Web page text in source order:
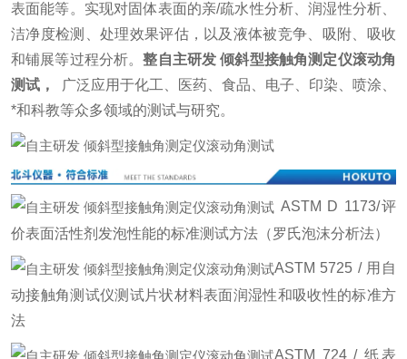
表面能等。实现对固体表面的亲/疏水性分析、润湿性分析、
洁净度检测、处理效果评估，以及液体被竞争、吸附、吸收
和铺展等过程分析。整自主研发 倾斜型接触角测定仪滚动角
测试 ，
广泛应用于化工、医药、食品、电子、印染、喷涂、
*和科教等众多领域的测试与研究。
ASTM D 1173/评
价表面活性剂发泡性能的标准测试方法（罗氏泡沫分析法）
ASTM 5725 / 用自
动接触角测试仪测试片状材料表面润湿性和吸收性的标准方
法
ASTM 724 / 纸表